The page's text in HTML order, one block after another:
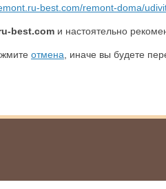
best.com/remont-doma/
best.com и настоятельно
отмена , иначе вы будете